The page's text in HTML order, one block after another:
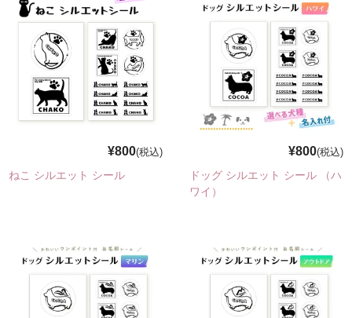
よくある質問
カーステッカーの貼りかた
フォトパネルの貼りかた
商品一覧
選んでつくるシリーズ
選んでつくるカーステッカー
犬グッズ
猫グッズ
¥800(税込)
ねこ シルエット シール
¥800(税込)
ドッグ シルエット シール （ハ
ワイ）